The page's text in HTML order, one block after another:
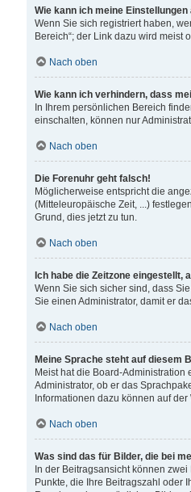
Wie kann ich meine Einstellungen
Wenn Sie sich registriert haben,
Bereich“; der Link dazu wird
Nach oben
Wie kann ich verhindern, dass
In Ihrem persönlichen Bereich
einschalten, können nur
Nach oben
Die Forenuhr geht falsch!
Möglicherweise entspricht die
(Mitteleuropäische Zeit, ...)
Grund, dies jetzt zu tun.
Nach oben
Ich habe die Zeitzone
Wenn Sie sich sicher sind, dass
Sie einen Administrator, damit er
Nach oben
Meine Sprache steht auf diesem
Meist hat die Board-
Administrator, ob er das
Informationen dazu können auf der
Nach oben
Was sind das für Bilder, die bei
In der Beitragsansicht können
Punkte, die Ihre Beitragszahl oder